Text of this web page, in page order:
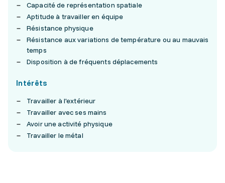
Capacité de représentation spatiale
Aptitude à travailler en équipe
Résistance physique
Résistance aux variations de température ou au mauvais
temps
Disposition à de fréquents déplacements
Intérêts
Travailler à l'extérieur
Travailler avec ses mains
Avoir une activité physique
Travailler le métal